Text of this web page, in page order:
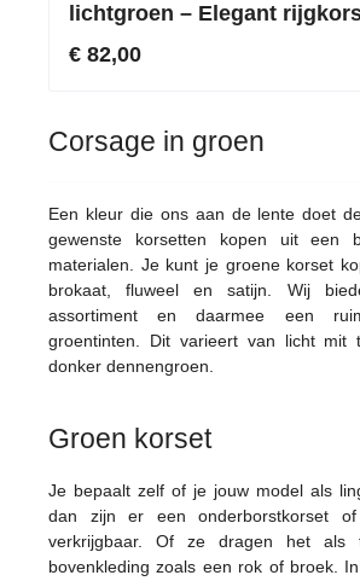
lichtgroen – Elegant
€ 82,00
Corsage in groen
Een kleur die ons aan de lente doet
gewenste korsetten kopen uit een
materialen. Je kunt je groene korset
brokaat, fluweel en satijn. Wij
assortiment en daarmee een
groentinten. Dit varieert van licht mit
donker dennengroen.
Groen korset
Je bepaalt zelf of je jouw model als
dan zijn er een onderborstkorset
verkrijgbaar. Of ze dragen het als
bovenkleding zoals een rok of broek.